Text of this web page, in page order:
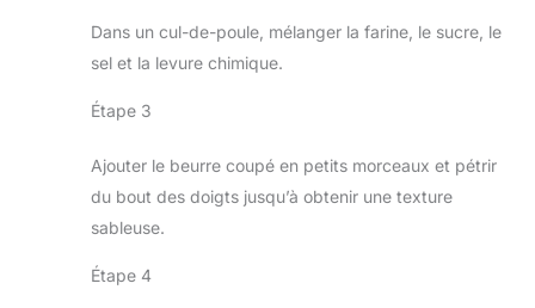
Dans un cul-de-poule, mélanger la farine, le sucre, le
sel et la levure chimique.
Étape 3
Ajouter le beurre coupé en petits morceaux et pétrir
du bout des doigts jusqu’à obtenir une texture
sableuse.
Étape 4